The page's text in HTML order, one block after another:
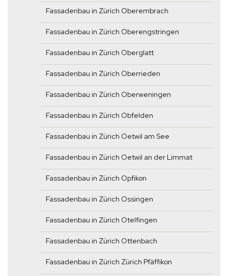
Fassadenbau in Zürich Oberembrach
Fassadenbau in Zürich Oberengstringen
Fassadenbau in Zürich Oberglatt
Fassadenbau in Zürich Oberrieden
Fassadenbau in Zürich Oberweningen
Fassadenbau in Zürich Obfelden
Fassadenbau in Zürich Oetwil am See
Fassadenbau in Zürich Oetwil an der Limmat
Fassadenbau in Zürich Opfikon
Fassadenbau in Zürich Ossingen
Fassadenbau in Zürich Otelfingen
Fassadenbau in Zürich Ottenbach
Fassadenbau in Zürich Zürich Pfäffikon